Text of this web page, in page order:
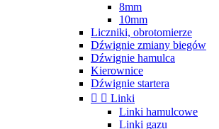
8mm
10mm
Liczniki, obrotomierze
Dźwignie zmiany biegów
Dźwignie hamulca
Kierownice
Dźwignie startera
  Linki
Linki hamulcowe
Linki gazu